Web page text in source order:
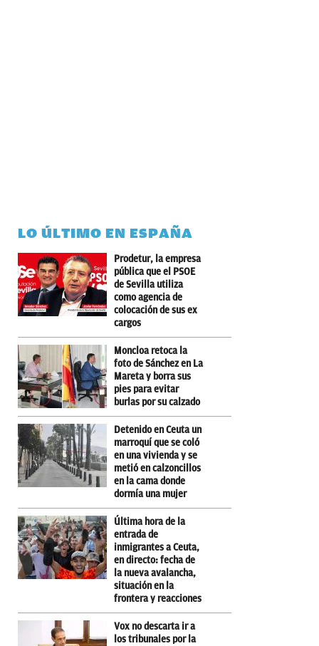
LO ÚLTIMO EN ESPAÑA
Prodetur, la empresa
pública que el PSOE
de Sevilla utiliza
como agencia de
colocación de sus ex
cargos
Moncloa retoca la
foto de Sánchez en La
Mareta y borra sus
pies para evitar
burlas por su calzado
Detenido en Ceuta un
marroquí que se coló
en una vivienda y se
metió en calzoncillos
en la cama donde
dormía una mujer
Última hora de la
entrada de
inmigrantes a Ceuta,
en directo: fecha de
la nueva avalancha,
situación en la
frontera y reacciones
Vox no descarta ir a
los tribunales por la